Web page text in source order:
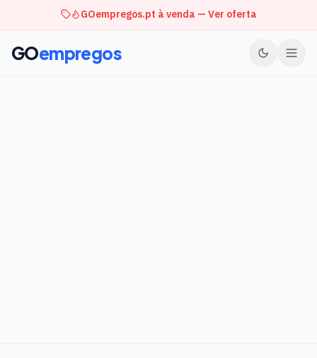
GOempregos.pt à venda — Ver oferta
GOempregos